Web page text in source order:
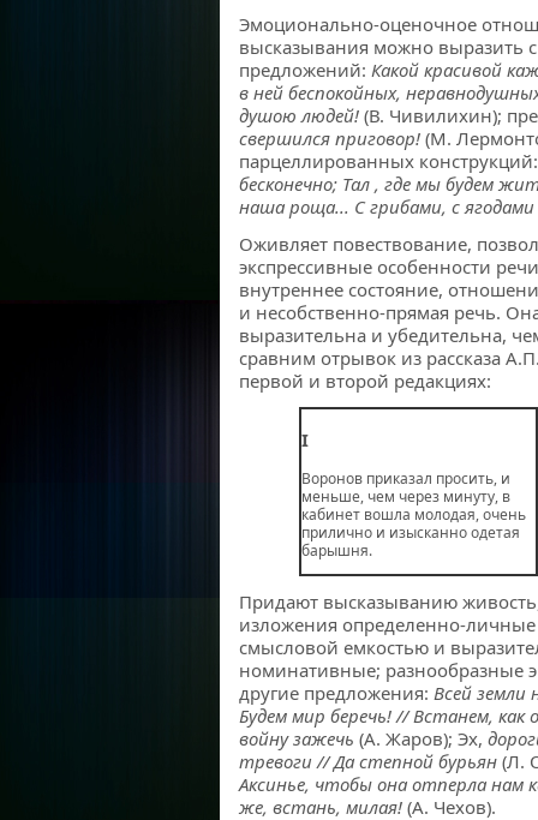
Эмоционально-оценочное
высказывания можно выразить
предложений: Какой красивой
в ней беспокойных,
душою людей! (В. Чивилихин);
свершился приговор! (М.
парцеллированных
бесконечно; Тал , где мы будем
наша роща... С грибами, с ягодами
Оживляет повествование,
экспрессивные особенности
внутреннее состояние,
и несобственно-прямая речь.
выразительна и убедительна,
сравним отрывок из рассказа
первой и второй редакциях:
I
Воронов приказал просить, и
меньше, чем через минуту, в
кабинет вошла молодая, очень
прилично и изысканно одетая
барышня.
Придают высказыванию
изложения определенно-
смысловой емкостью и
номинативные; разнообразные
другие предложения: Всей земли
Будем мир беречь! // Встанем, как
войну зажечь (А. Жаров); Эх,
тревоги // Да степной бурьян (Л.
Аксинье, чтобы она отперла нам
же, встань, милая! (А. Чехов).